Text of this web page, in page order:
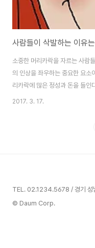
사람들이 삭발하는 이유
소중한 머리카락을 자르는 사람
의 인상을 좌우하는 중요한 요소
리카락에 많은 정성과 돈을 들인
락이다. 퍼머를 하기 위해 십만원
졸라 미용실에 가기도 한다. 아
2017. 3. 17.
TEL. 02.1234.5678 / 경기 성
© Daum Corp.